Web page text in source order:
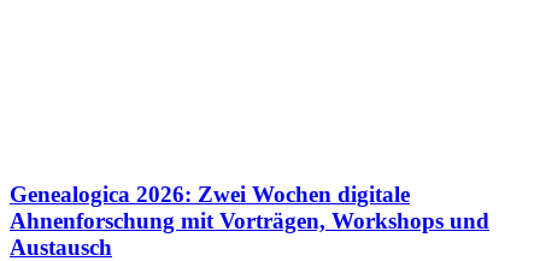
Genealogica 2026: Zwei Wochen digitale
Ahnenforschung mit Vorträgen, Workshops und
Austausch